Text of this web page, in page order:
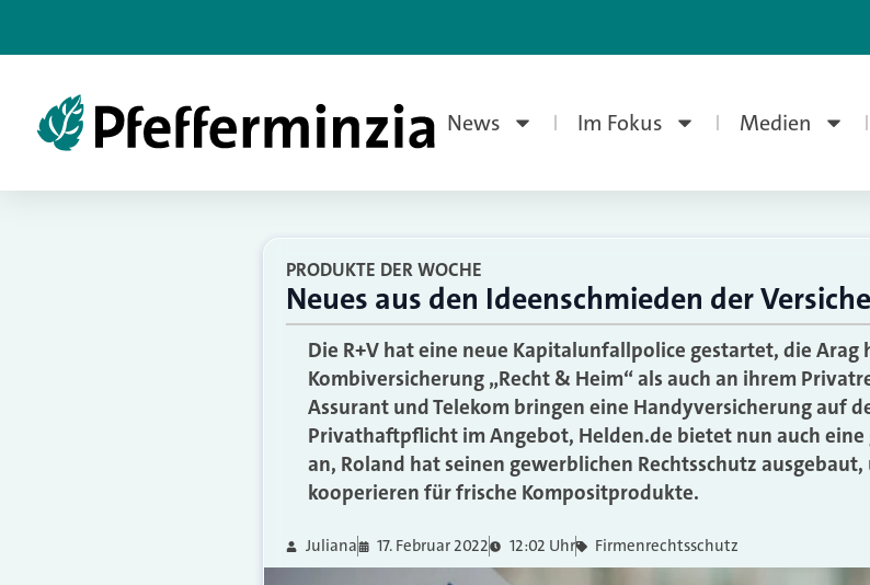
News Im Fokus Medien
PRODUKTE DER WOCHE
Neues aus den Ideenschmieden der
Die R+V hat eine neue Kapitalunfallpolice gestartet, die
Kombiversicherung „Recht & Heim“ als auch an ihrem
Assurant und Telekom bringen eine Handyversicherung auf
Privathaftpflicht im Angebot, Helden.de bietet nun auch
an, Roland hat seinen gewerblichen Rechtsschutz
kooperieren für frische Kompositprodukte.
Juliana 17. Februar 2022 12:02 Uhr Firmenrechtsschutz